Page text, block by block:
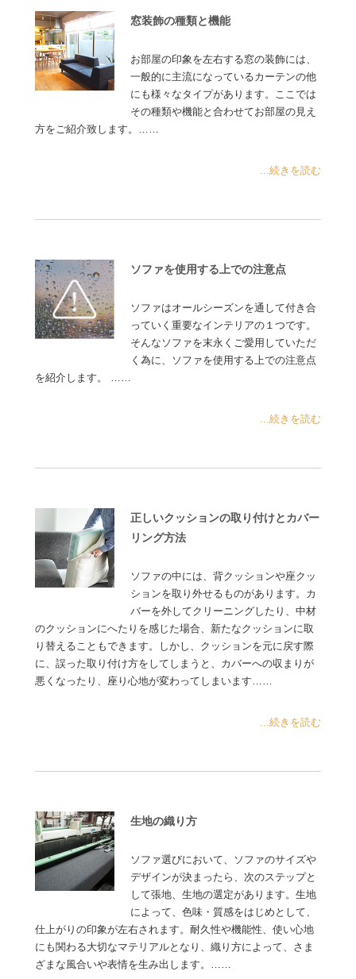
窓装飾の種類と機能
お部屋の印象を左右する窓の装飾には、
一般的に主流になっているカーテンの他
にも様々なタイプがあります。ここでは
その種類や機能と合わせてお部屋の見え
方をご紹介致します。……
...続きを読む
ソファを使用する上での注意点
ソファはオールシーズンを通して付き合
っていく重要なインテリアの１つです。
そんなソファを末永くご愛用していただ
く為に、ソファを使用する上での注意点
を紹介します。 ……
...続きを読む
正しいクッションの取り付けとカバー
リング方法
ソファの中には、背クッションや座クッ
ションを取り外せるものがあります。カ
バーを外してクリーニングしたり、中材
のクッションにへたりを感じた場合、新たなクッションに取
り替えることもできます。しかし、クッションを元に戻す際
に、誤った取り付け方をしてしまうと、カバーへの収まりが
悪くなったり、座り心地が変わってしまいます……
...続きを読む
生地の織り方
ソファ選びにおいて、ソファのサイズや
デザインが決まったら、次のステップと
して張地、生地の選定があります。生地
によって、色味・質感をはじめとして、
仕上がりの印象が左右されます。耐久性や機能性、使い心地
にも関わる大切なマテリアルとなり、織り方によって、さま
ざまな風合いや表情を生み出します。……